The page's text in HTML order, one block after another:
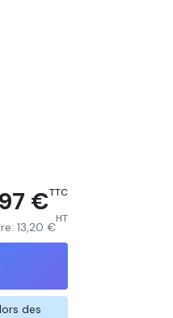
€TTC
13,20 €
HT
des